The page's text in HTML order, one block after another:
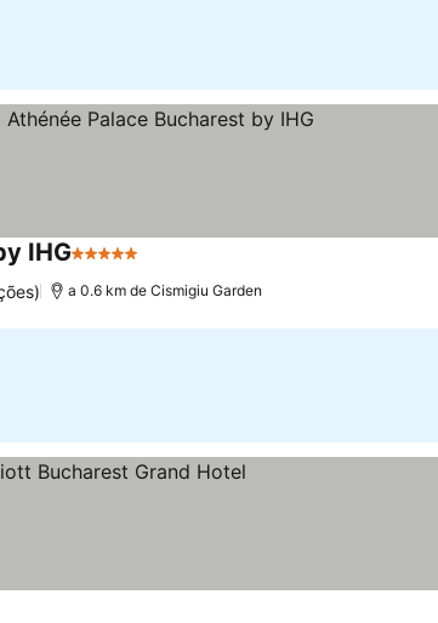
IHG5 Estrelas
a 0.6 km de Cismigiu Garden